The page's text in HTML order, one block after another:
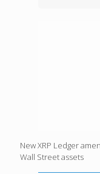
New XRP Ledger
Wall Street assets